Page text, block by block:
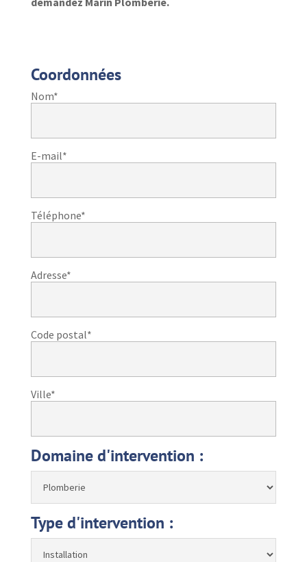
Coordonnées
Nom*
E-mail*
Téléphone*
Adresse*
Code postal*
Ville*
Domaine d'intervention :
Type d'intervention :